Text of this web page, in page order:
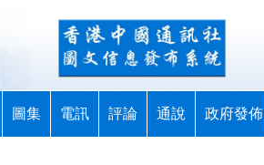
圖集 電訊 評論 通說 政府發佈